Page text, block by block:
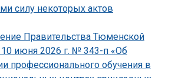
силу некоторых актов
Правительства Тюменской
10 июня 2026 г. № 343-п «Об
профессионального обучения в